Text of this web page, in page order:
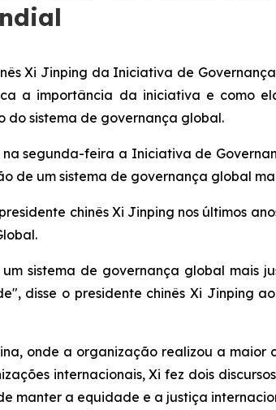
Xi Jinping da Iniciativa de
a importância da iniciativa e como
do sistema de governança global.
na segunda-feira a Iniciativa de
de um sistema de governança global
chinês Xi Jinping nos últimos
sistema de governança global mais
disse o presidente chinês Xi Jinping
onde a organização realizou a maior
internacionais, Xi fez dois
manter a equidade e a justiça